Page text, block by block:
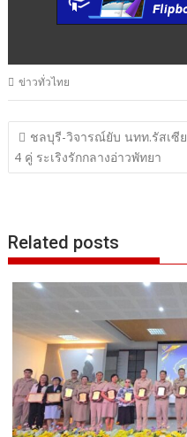
ข่าวทั่วไทย
แนะแนว
เรื่อง
ชลบุรี-วิจารณ์ยับ นทท.รัสเซีย
4 คู่ ระเริงรักกลางอ่าวพัทยา
Related posts